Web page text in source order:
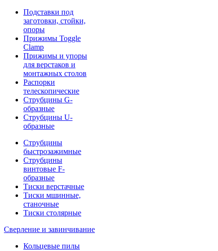
Подставки под
заготовки, стойки,
опоры
Прижимы Toggle
Clamp
Прижимы и упоры
для верстаков и
монтажных столов
Распорки
телескопические
Струбцины G-
образные
Струбцины U-
образные
Струбцины
быстрозажимные
Струбцины
винтовые F-
образные
Тиски верстачные
Тиски мшинные,
станочные
Тиски столярные
Сверление и завинчивание
Кольцевые пилы